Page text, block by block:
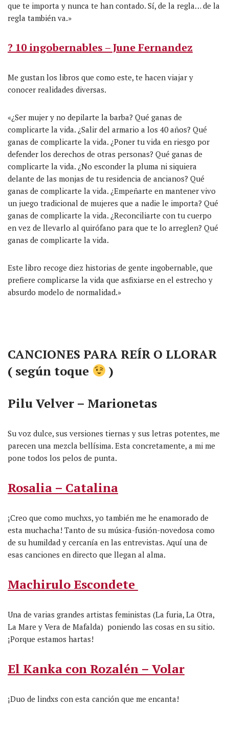
que te importa y nunca te han contado. Sí, de la regla… de la
regla también va.»
? 10 ingobernables – June Fernandez
Me gustan los libros que como este, te hacen viajar y
conocer realidades diversas.
«¿Ser mujer y no depilarte la barba? Qué ganas de
complicarte la vida. ¿Salir del armario a los 40 años? Qué
ganas de complicarte la vida. ¿Poner tu vida en riesgo por
defender los derechos de otras personas? Qué ganas de
complicarte la vida. ¿No esconder la pluma ni siquiera
delante de las monjas de tu residencia de ancianos? Qué
ganas de complicarte la vida. ¿Empeñarte en mantener vivo
un juego tradicional de mujeres que a nadie le importa? Qué
ganas de complicarte la vida. ¿Reconciliarte con tu cuerpo
en vez de llevarlo al quirófano para que te lo arreglen? Qué
ganas de complicarte la vida.
Este libro recoge diez historias de gente ingobernable, que
prefiere complicarse la vida que asfixiarse en el estrecho y
absurdo modelo de normalidad.»
CANCIONES PARA REÍR O LLORAR
( según toque
)
Pilu Velver – Marionetas
Su voz dulce, sus versiones tiernas y sus letras potentes, me
parecen una mezcla bellísima. Esta concretamente, a mi me
pone todos los pelos de punta.
Rosalia – Catalina
¡Creo que como muchxs, yo también me he enamorado de
esta muchacha! Tanto de su música-fusión-novedosa como
de su humildad y cercanía en las entrevistas. Aquí una de
esas canciones en directo que llegan al alma.
Machirulo Escondete
Una de varias grandes artistas feministas (La furia, La Otra,
La Mare y Vera de Mafalda) poniendo las cosas en su sitio.
¡Porque estamos hartas!
El Kanka con Rozalén – Volar
¡Duo de lindxs con esta canción que me encanta!